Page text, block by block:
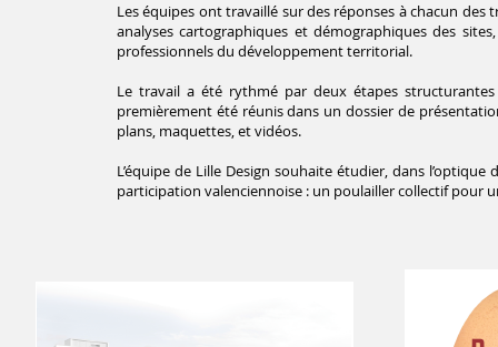
Les équipes ont travaillé sur des réponses à chacun
analyses cartographiques et démographiques des
professionnels du développement territorial.
Le travail a été rythmé par deux étapes
premièrement été réunis dans un dossier de
plans, maquettes, et vidéos.
L’équipe de Lille Design souhaite étudier, dans
participation valenciennoise : un poulailler collectif pour